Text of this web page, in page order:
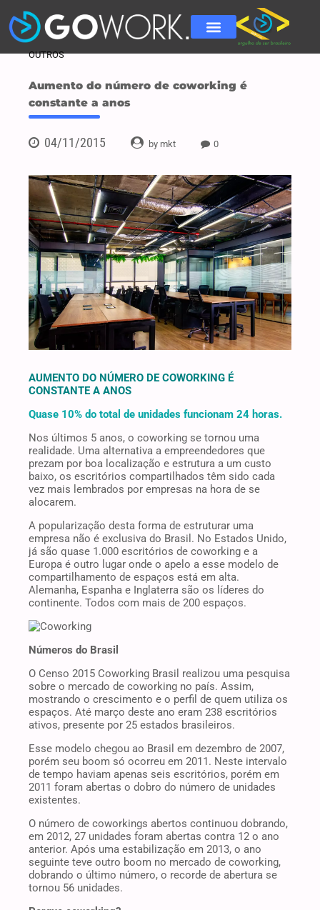
OUTROS
Aumento do número de coworking é
constante a anos
04/11/2015 by mkt 0
AUMENTO DO NÚMERO DE COWORKING É
CONSTANTE A ANOS
Quase 10% do total de unidades funcionam 24 horas.
Nos últimos 5 anos, o coworking se tornou uma
realidade. Uma alternativa a empreendedores que
prezam por boa localização e estrutura a um custo
baixo, os escritórios compartilhados têm sido cada
vez mais lembrados por empresas na hora de se
alocarem.
A popularização desta forma de estruturar uma
empresa não é exclusiva do Brasil. No Estados Unido,
já são quase 1.000 escritórios de coworking e a
Europa é outro lugar onde o apelo a esse modelo de
compartilhamento de espaços está em alta.
Alemanha, Espanha e Inglaterra são os líderes do
continente. Todos com mais de 200 espaços.
Números do Brasil
O Censo 2015 Coworking Brasil realizou uma pesquisa
sobre o mercado de coworking no país. Assim,
mostrando o crescimento e o perfil de quem utiliza os
espaços. Até março deste ano eram 238 escritórios
ativos, presente por 25 estados brasileiros.
Esse modelo chegou ao Brasil em dezembro de 2007,
porém seu boom só ocorreu em 2011. Neste intervalo
de tempo haviam apenas seis escritórios, porém em
2011 foram abertas o dobro do número de unidades
existentes.
O número de coworkings abertos continuou dobrando,
em 2012, 27 unidades foram abertas contra 12 o ano
anterior. Após uma estabilização em 2013, o ano
seguinte teve outro boom no mercado de coworking,
dobrando o último número, o recorde de abertura se
tornou 56 unidades.